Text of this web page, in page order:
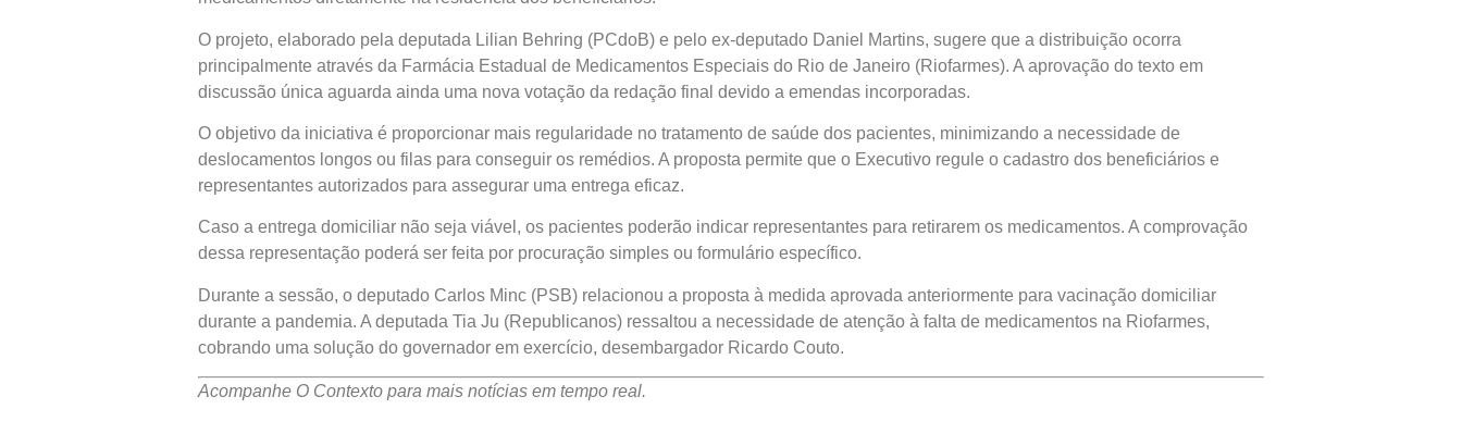
O projeto, elaborado pela deputada Lilian Behring (PCdoB) e pelo ex-deputado Daniel Martins, sugere que a distribuição ocorra
principalmente através da Farmácia Estadual de Medicamentos Especiais do Rio de Janeiro (Riofarmes). A aprovação do texto em
discussão única aguarda ainda uma nova votação da redação final devido a emendas incorporadas.
O objetivo da iniciativa é proporcionar mais regularidade no tratamento de saúde dos pacientes, minimizando a necessidade de
deslocamentos longos ou filas para conseguir os remédios. A proposta permite que o Executivo regule o cadastro dos beneficiários e
representantes autorizados para assegurar uma entrega eficaz.
Caso a entrega domiciliar não seja viável, os pacientes poderão indicar representantes para retirarem os medicamentos. A comprovação
dessa representação poderá ser feita por procuração simples ou formulário específico.
Durante a sessão, o deputado Carlos Minc (PSB) relacionou a proposta à medida aprovada anteriormente para vacinação domiciliar
durante a pandemia. A deputada Tia Ju (Republicanos) ressaltou a necessidade de atenção à falta de medicamentos na Riofarmes,
cobrando uma solução do governador em exercício, desembargador Ricardo Couto.
Acompanhe O Contexto para mais notícias em tempo real.